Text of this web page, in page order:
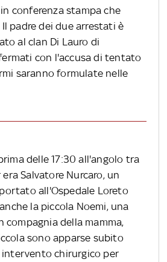
conferenza stampa che
padre dei due arrestati è
al clan Di Lauro di
con l'accusa di tentato
saranno formulate nelle
delle 17:30 all'angolo tra
Salvatore Nurcaro, un
all'Ospedale Loreto
la piccola Noemi, una
della mamma,
sono apparse subito
chirurgico per